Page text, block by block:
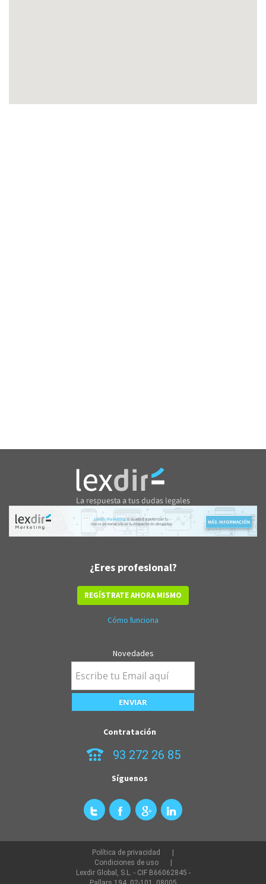
¿Eres profesional?
REGÍSTRATE AHORA MISMO
Cómo funciona
Novedades
Contratación
93 272 26 85
Síguenos
Política de privacidad
Condiciones de uso
Lexdir Global, S.L. - CIF B66062845 -